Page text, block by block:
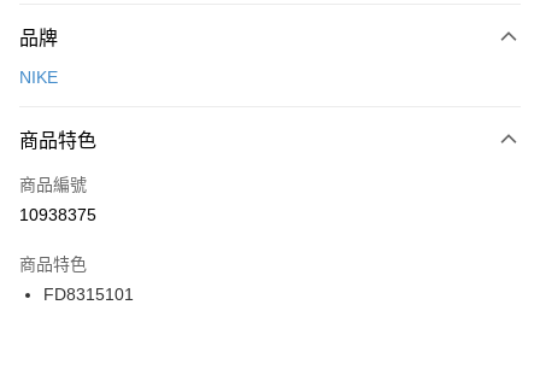
台灣樂天信用卡公司
【關於「AFTEE先享後付」】
便利好安心！
３．安心：先確認商品／服務後，再付款。
【「AFTEE先享後付」結帳流程】
１．於結帳方式選擇「AFTEE先享後付」後，將跳轉至「AFTEE先享後付」
２．訂單成立數日內，您將收到繳費通知簡訊。
３．收到繳費通知簡訊後14天內，點擊此簡訊中的連結，可透過四大超商／
ATM／網路銀行／等多元方式進行付款，方視為交易完成。
運送方式
每筆NT$100，滿NT$1,500(含以上)免運費
宅配
每筆NT$100，滿NT$1,500(含以上)免運費
品牌
NIKE
商品特色
商品編號
10938375
商品特色
FD8315101